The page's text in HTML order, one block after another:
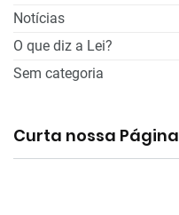
Notícias
O que diz a Lei?
Sem categoria
Curta nossa Página